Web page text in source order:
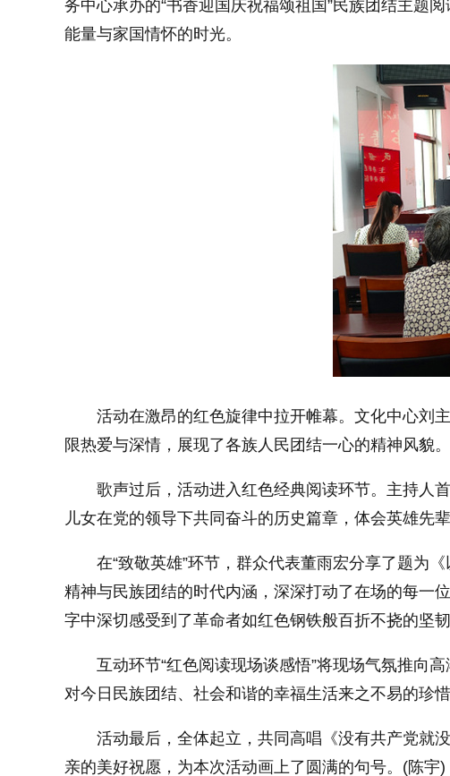
务中心承办的“书香迎国庆祝福颂祖国”民族团结主题
能量与家国情怀的时光。
活动在激昂的红色旋律中拉开帷幕。文化中心刘
限热爱与深情，展现了各族人民团结一心的精神风貌。
歌声过后，活动进入红色经典阅读环节。主持人
儿女在党的领导下共同奋斗的历史篇章，体会英雄先
在“致敬英雄”环节，群众代表董雨宏分享了题为
精神与民族团结的时代内涵，深深打动了在场的每一
字中深切感受到了革命者如红色钢铁般百折不挠的坚
互动环节“红色阅读现场谈感悟”将现场气氛推向
对今日民族团结、社会和谐的幸福生活来之不易的珍
活动最后，全体起立，共同高唱《没有共产党就
亲的美好祝愿，为本次活动画上了圆满的句号。(陈宇)